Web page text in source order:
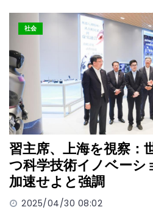
社会
習主席、上海を視察：
つ科学技術イノベーシ
加速せよと強調
2025/04/30 08:02